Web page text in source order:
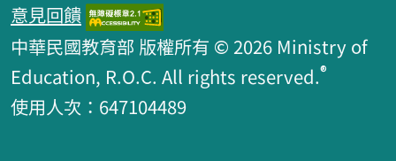
意見回饋
中華民國教育部 版權所有 © 2026 Ministry of
Education, R.O.C. All rights reserved.®
使用人次：647104489